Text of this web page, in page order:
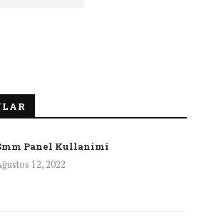
Panel Kullanimi
12, 2022